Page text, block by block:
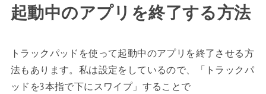
起動中のアプリを終了する方法
トラックパッドを使って起動中のアプリを終了させる方
法もあります。私は設定をしているので、「トラックパ
ッドを3本指で下にスワイプ」することで